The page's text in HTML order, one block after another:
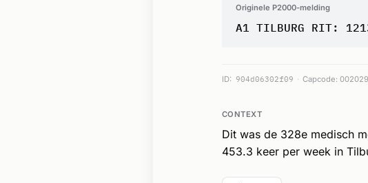
Originele P2000-melding
A1 TILBURG RIT:
ID: 904d06302f09 Capcode:
CONTEXT
Dit was de 328e medisch
453.3 keer per week in